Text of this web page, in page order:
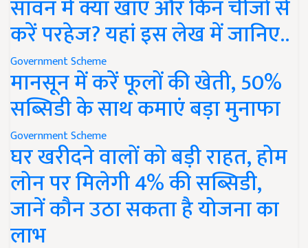
सावन में क्या खाएं और किन चीजों से
करें परहेज? यहां इस लेख में जानिए..
Government Scheme
मानसून में करें फूलों की खेती, 50%
सब्सिडी के साथ कमाएं बड़ा मुनाफा
Government Scheme
घर खरीदने वालों को बड़ी राहत, होम
लोन पर मिलेगी 4% की सब्सिडी,
जानें कौन उठा सकता है योजना का
लाभ